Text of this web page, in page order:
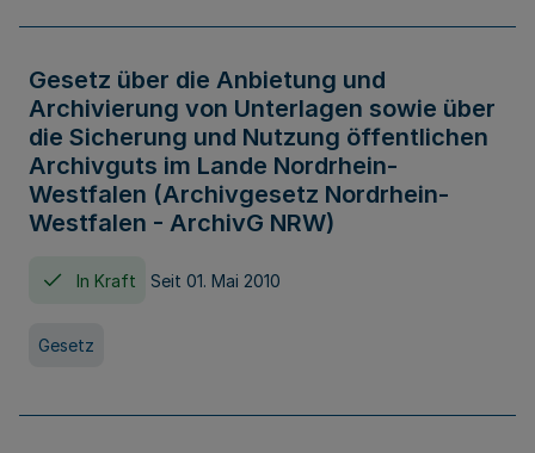
Gesetz über die Anbietung und
Archivierung von Unterlagen sowie über
die Sicherung und Nutzung öffentlichen
Archivguts im Lande Nordrhein-
Westfalen (Archivgesetz Nordrhein-
Westfalen - ArchivG NRW)
In Kraft Seit 01. Mai 2010
Gesetz